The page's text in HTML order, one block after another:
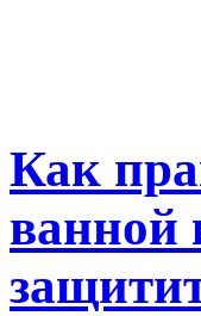
Как
ванной